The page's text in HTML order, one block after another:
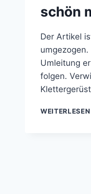
schön
Der Artikel
Umleitung
folgen.
WEITERLESEN